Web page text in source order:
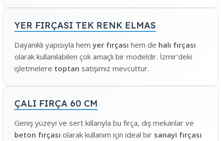
YER FIRÇASI TEK RENK ELMAS
Dayanıklı yapısıyla hem yer fırçası hem de halı fırçası
olarak kullanılabilen çok amaçlı bir modeldir. İzmir’deki
işletmelere toptan satışımız mevcuttur.
ÇALI FIRÇA 60 CM
Geniş yüzeyi ve sert kıllarıyla bu fırça, dış mekanlar ve
beton fırçası olarak kullanım için ideal bir sanayi fırçası